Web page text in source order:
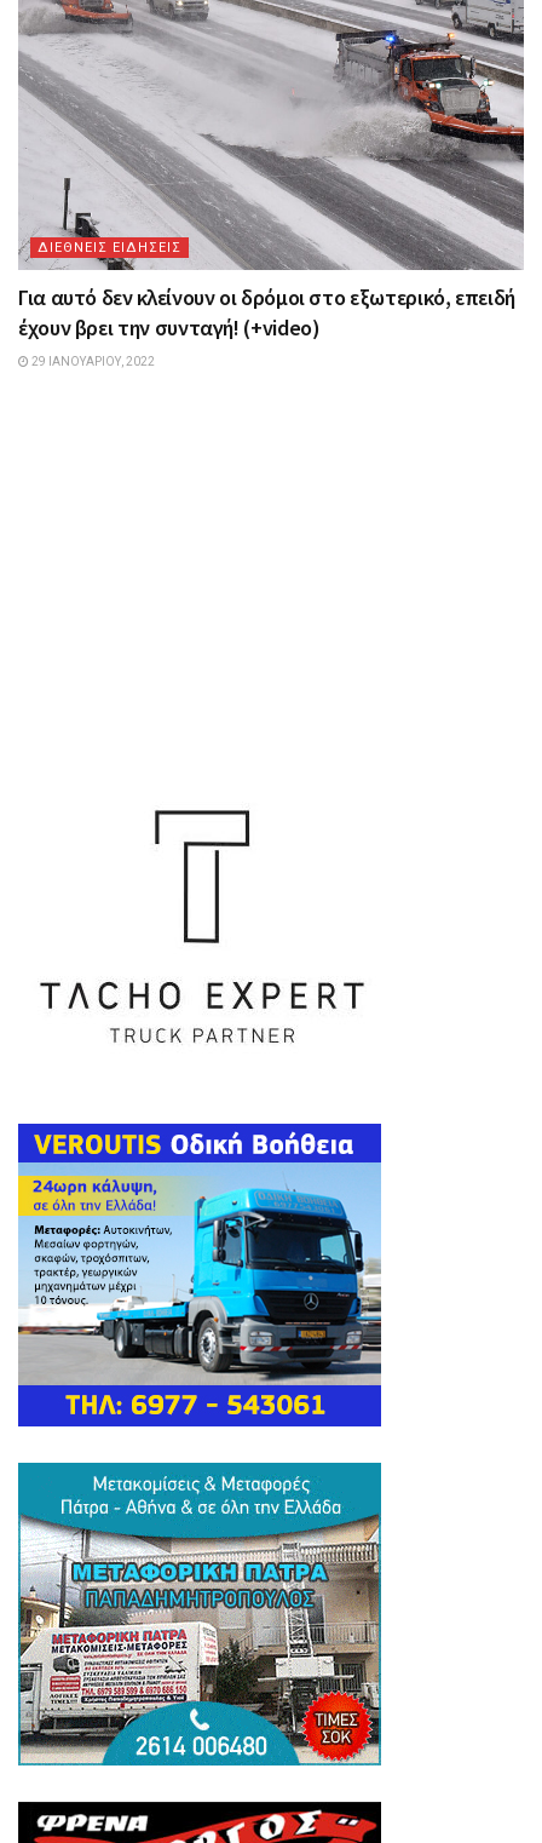
ΔΙΕΘΝΕΙΣ ΕΙΔΗΣΕΙΣ
Για αυτό δεν κλείνουν οι δρόμοι στο εξωτερικό, επειδή
έχουν βρει την συνταγή! (+video)
29 ΙΑΝΟΥΑΡΊΟΥ, 2022